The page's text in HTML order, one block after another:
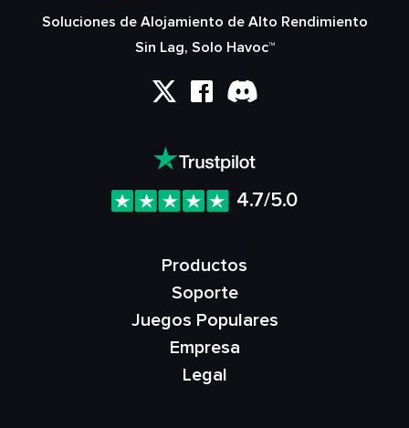
Soluciones de Alojamiento de Alto Rendimiento
Sin Lag, Solo Havoc™
4.7/5.0
Productos
Soporte
Juegos Populares
Empresa
Legal